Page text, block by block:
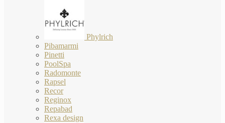
Phylrich
Pibamarmi
Pinetti
PoolSpa
Radomonte
Rapsel
Recor
Reginox
Repabad
Rexa design